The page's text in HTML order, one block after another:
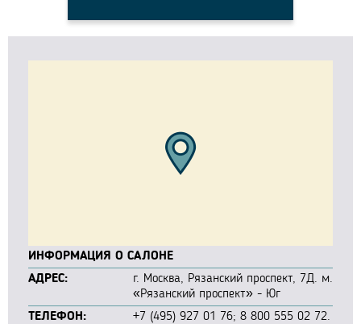
ИНФОРМАЦИЯ О САЛОНЕ
АДРЕС:
г. Москва, Рязанский проспект, 7Д. м.
«Рязанский проспект» - Юг
ТЕЛЕФОН:
+7 (495) 927 01 76; 8 800 555 02 72.